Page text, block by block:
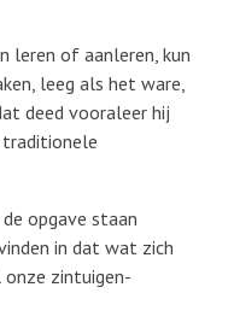
leren of aanleren, kun
leeg als het ware,
deed vooraleer hij
traditionele
opgave staan
in dat wat zich
zintuigen-